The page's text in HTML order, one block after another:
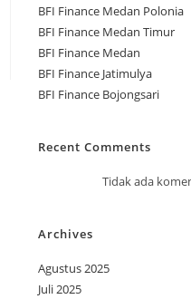
BFI Finance Medan Polonia
BFI Finance Medan Timur
BFI Finance Medan
BFI Finance Jatimulya
BFI Finance Bojongsari
Recent Comments
Tidak ada
Archives
Agustus 2025
Juli 2025